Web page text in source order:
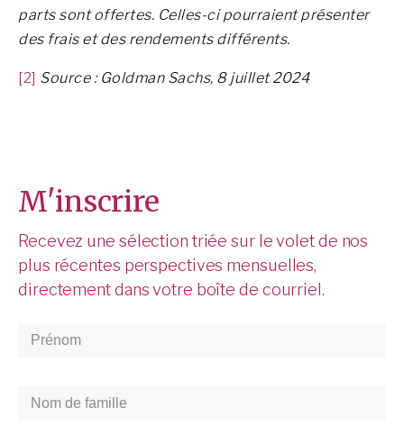
parts sont offertes. Celles-ci pourraient présenter
des frais et des rendements différents.
[2] Source : Goldman Sachs, 8 juillet 2024
M'inscrire
Recevez une sélection triée sur le volet de nos
plus récentes perspectives mensuelles,
directement dans votre boîte de courriel.
Prénom*
Nom